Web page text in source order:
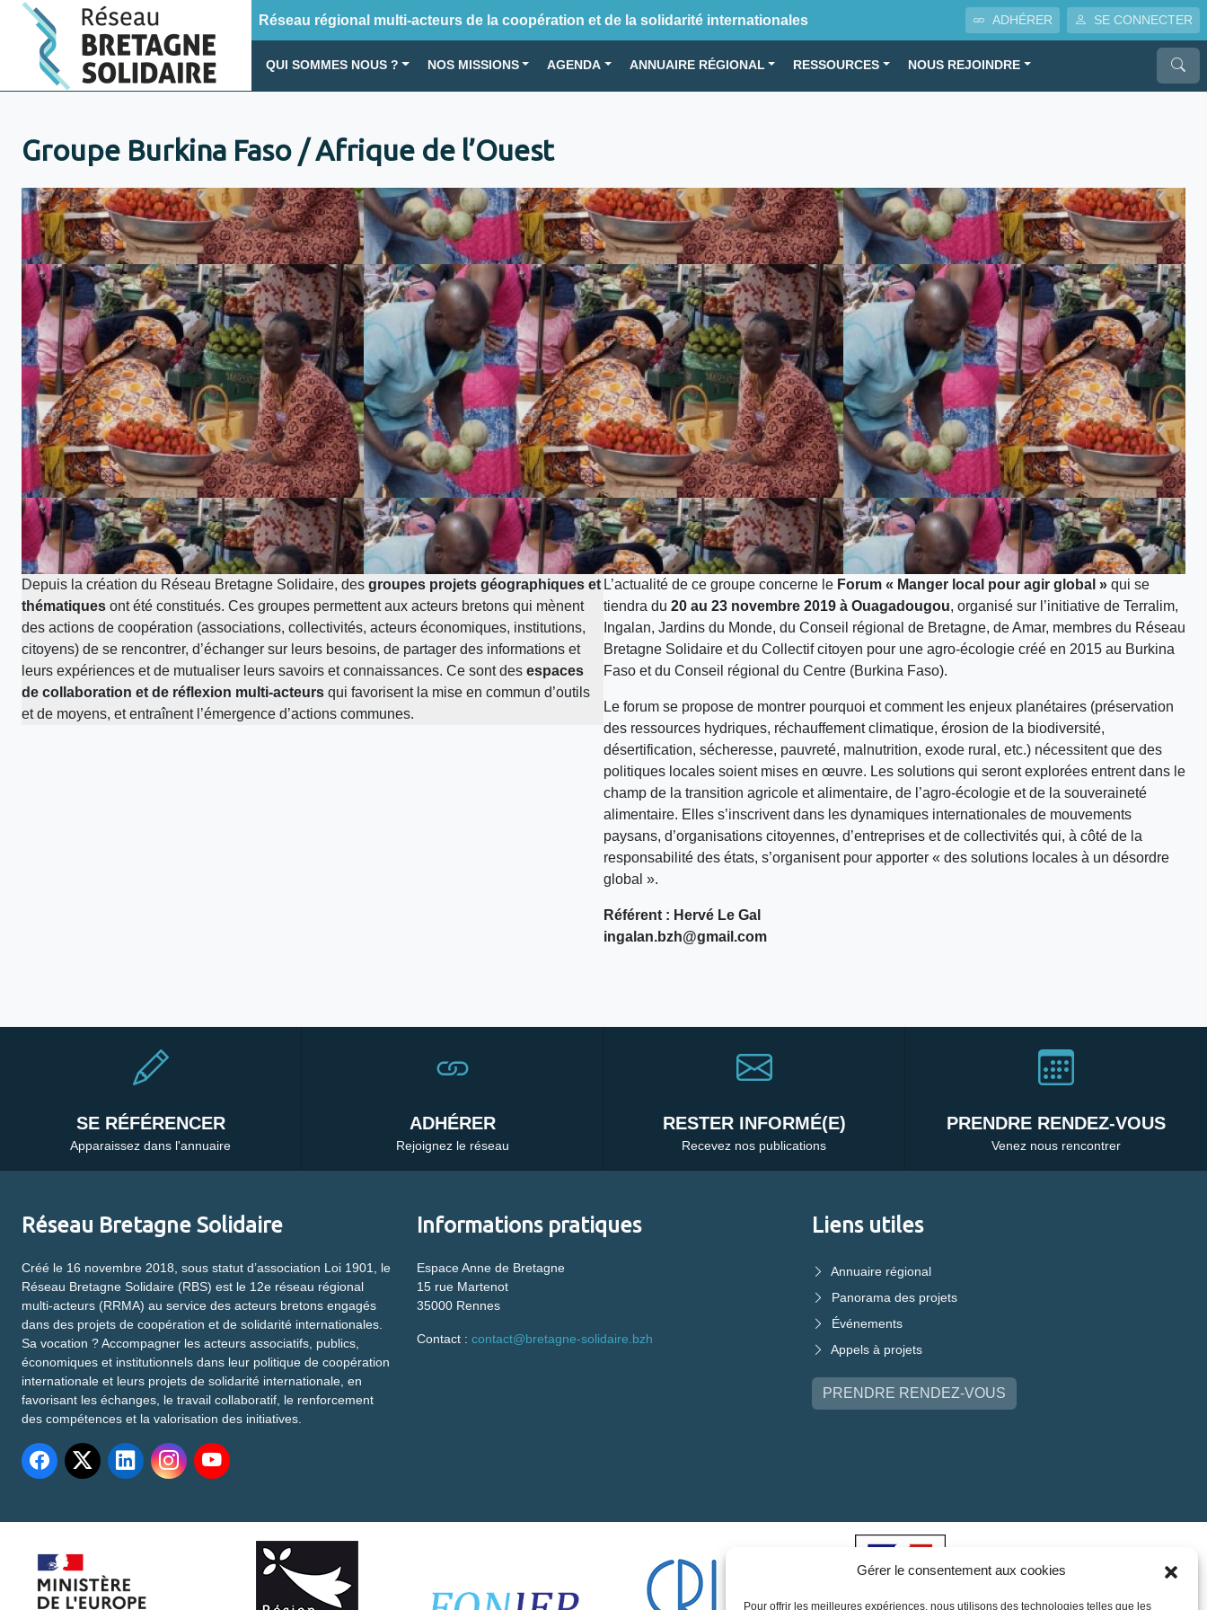
Gérer le consentement aux cookies
Pour offrir les meilleures expériences, nous utilisons des technologies telles que les
Réseau régional multi-acteurs de la coopération et de la solidarité internationales ADHÉRER SE CONNECTER
QUI SOMMES NOUS ? NOS MISSIONS AGENDA ANNUAIRE RÉGIONAL RESSOURCES NOUS REJOINDRE
Groupe Burkina Faso / Afrique de l’Ouest
Depuis la création du Réseau Bretagne Solidaire, des groupes projets géographiques et
thématiques ont été constitués. Ces groupes permettent aux acteurs bretons qui mènent
des actions de coopération (associations, collectivités, acteurs économiques, institutions,
citoyens) de se rencontrer, d’échanger sur leurs besoins, de partager des informations et
leurs expériences et de mutualiser leurs savoirs et connaissances. Ce sont des espaces
de collaboration et de réflexion multi-acteurs qui favorisent la mise en commun d’outils
et de moyens, et entraînent l’émergence d’actions communes.
L’actualité de ce groupe concerne le Forum « Manger local pour agir global » qui se
tiendra du 20 au 23 novembre 2019 à Ouagadougou, organisé sur l’initiative de Terralim,
Ingalan, Jardins du Monde, du Conseil régional de Bretagne, de Amar, membres du Réseau
Bretagne Solidaire et du Collectif citoyen pour une agro-écologie créé en 2015 au Burkina
Faso et du Conseil régional du Centre (Burkina Faso).
Le forum se propose de montrer pourquoi et comment les enjeux planétaires (préservation
des ressources hydriques, réchauffement climatique, érosion de la biodiversité,
désertification, sécheresse, pauvreté, malnutrition, exode rural, etc.) nécessitent que des
politiques locales soient mises en œuvre. Les solutions qui seront explorées entrent dans le
champ de la transition agricole et alimentaire, de l’agro-écologie et de la souveraineté
alimentaire. Elles s’inscrivent dans les dynamiques internationales de mouvements
paysans, d’organisations citoyennes, d’entreprises et de collectivités qui, à côté de la
responsabilité des états, s’organisent pour apporter « des solutions locales à un désordre
global ».
Référent : Hervé Le Gal
ingalan.bzh@gmail.com
SE RÉFÉRENCER
Apparaissez dans l'annuaire
ADHÉRER
Rejoignez le réseau
RESTER INFORMÉ(E)
Recevez nos publications
PRENDRE RENDEZ-VOUS
Venez nous rencontrer
Réseau Bretagne Solidaire
Créé le 16 novembre 2018, sous statut d’association Loi 1901, le
Réseau Bretagne Solidaire (RBS) est le 12e réseau régional
multi-acteurs (RRMA) au service des acteurs bretons engagés
dans des projets de coopération et de solidarité internationales.
Sa vocation ? Accompagner les acteurs associatifs, publics,
économiques et institutionnels dans leur politique de coopération
internationale et leurs projets de solidarité internationale, en
favorisant les échanges, le travail collaboratif, le renforcement
des compétences et la valorisation des initiatives.
Informations pratiques
Espace Anne de Bretagne
15 rue Martenot
35000 Rennes
Contact : contact@bretagne-solidaire.bzh
Liens utiles
Annuaire régional
Panorama des projets
Événements
Appels à projets
PRENDRE RENDEZ-VOUS